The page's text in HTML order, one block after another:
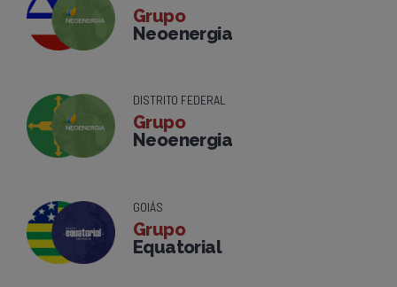
Grupo
Neoenergia
DISTRITO FEDERAL
Grupo
Neoenergia
GOIÁS
Grupo
Equatorial